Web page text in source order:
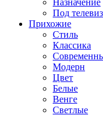
Назначение
Под
Прихожие
Стиль
Классика
Модерн
Цвет
Белые
Венге
Светлые